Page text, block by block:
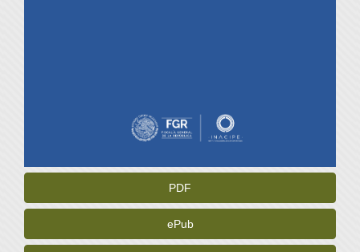
PDF
ePub